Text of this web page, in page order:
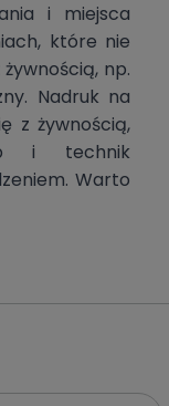
i miejsca
które nie
np.
Nadruk na
z żywnością,
i technik
Warto